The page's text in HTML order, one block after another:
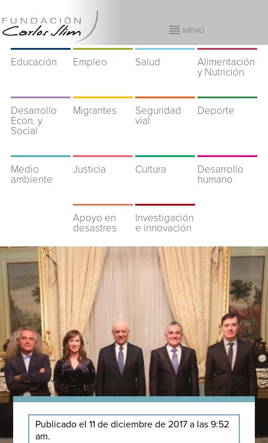
Educación Empleo Salud
Alimentación
y Nutrición
Desarrollo
Econ. y
Social
Migrantes
Seguridad
vial
Deporte
Medio
ambiente
Justicia Cultura
Desarrollo
humano
Apoyo en
desastres
Investigación
e innovación
Publicado el 11 de diciembre de 2017 a las 9:52
am.